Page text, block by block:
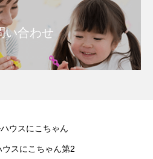
い合わせ
ウスにこちゃん
ウスにこちゃん第2